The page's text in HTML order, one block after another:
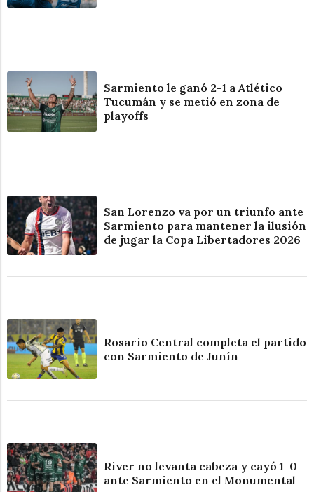
Sarmiento le ganó 2-1 a Atlético
Tucumán y se metió en zona de
playoffs
San Lorenzo va por un triunfo ante
Sarmiento para mantener la ilusión
de jugar la Copa Libertadores 2026
Rosario Central completa el partido
con Sarmiento de Junín
River no levanta cabeza y cayó 1-0
ante Sarmiento en el Monumental